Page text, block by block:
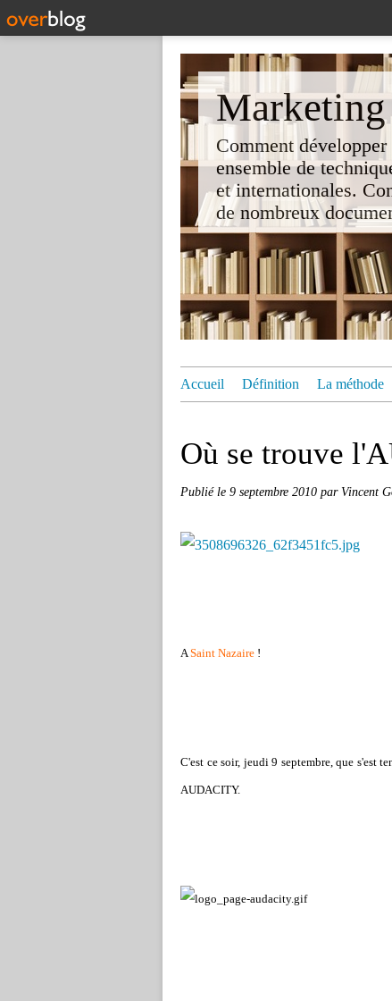
Comment
ensemble de
et internationales.
de nombreux
Accueil Définition La méthode
Où se trouve
Publié le 9 septembre 2010 par Vincent
ASaint Nazaire !
C'est ce soir, jeudi 9 septembre, que s'est
AUDACITY.